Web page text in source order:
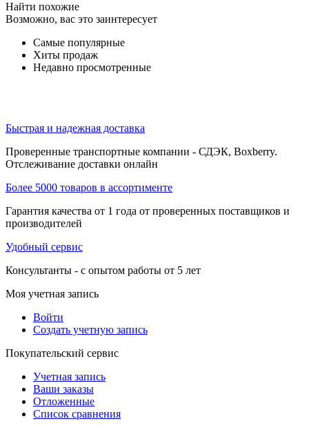
Найти похожие
Возможно, вас это заинтересует
Самые популярные
Хиты продаж
Недавно просмотренные
Быстрая и надежная доставка
Проверенные транспортные компании - СДЭК, Boxberry.
Отслеживание доставки онлайн
Более 5000 товаров в ассортименте
Гарантия качества от 1 года от проверенных поставщиков и
производителей
Удобный сервис
Консультанты - с опытом работы от 5 лет
Моя учетная запись
Войти
Создать учетную запись
Покупательский сервис
Учетная запись
Ваши заказы
Отложенные
Список сравнения